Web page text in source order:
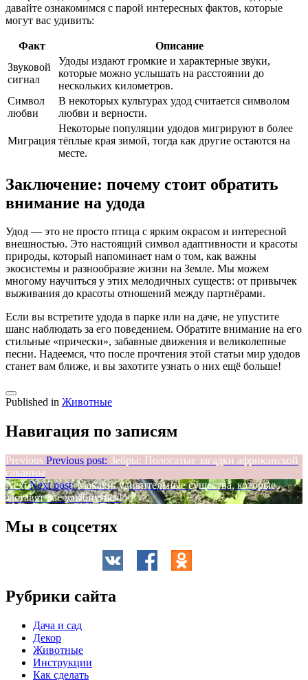
давайте ознакомимся с парой интересных фактов, которые
могут вас удивить:
Факт
Описание
Звуковой
сигнал
Удоды издают громкие и характерные звуки,
которые можно услышать на расстоянии до
нескольких километров.
Символ
любви
В некоторых культурах удод считается символом
любви и верности.
Миграция
Некоторые популяции удодов мигрируют в более
тёплые края зимой, тогда как другие остаются на
месте.
Заключение: почему стоит обратить
внимание на удода
Удод — это не просто птица с ярким окрасом и интересной
внешностью. Это настоящий символ адаптивности и красоты
природы, который напоминает нам о том, как важны
экосистемы и разнообразие жизни на Земле. Мы можем
многому научиться у этих мелодичных существ: от привычек
выживания до красоты отношений между партнёрами.
Если вы встретите удода в парке или на даче, не упустите
шанс наблюдать за его поведением. Обратите внимание на его
стильные «прически», забавные движения и великолепные
песни. Надеемся, что после прочтения этой статьи мир удодов
станет вам ближе, и вы захотите узнать о них ещё больше!
Published in Животные
Навигация по записям
Previous Previous post: Зебры: Полосатые загадки африканской
саванны
Next Next post: Макаки: удивительные существа, которые
заставят вас улыбнуться!
Мы в соцсетях
Рубрики сайта
Дача и сад
Декор
Животные
Инструкции
Как сделать